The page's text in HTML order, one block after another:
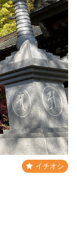
イチオシ